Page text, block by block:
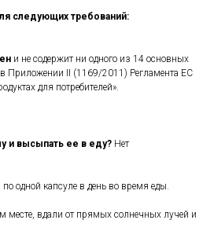
следующих требований:
и не содержит ни одного из 14 основных
в Приложении II (1169/2011) Регламента ЕС
для потребителей».
и высыпать ее в еду? Нет
одной капсуле в день во время еды.
месте, вдали от прямых солнечных лучей и